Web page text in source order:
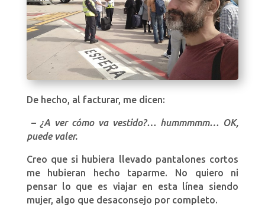
De hecho, al facturar, me dicen:
– ¿A ver cómo va vestido?… hummmmm… OK,
puede valer.
Creo que si hubiera llevado pantalones cortos
me hubieran hecho taparme. No quiero ni
pensar lo que es viajar en esta línea siendo
mujer, algo que desaconsejo por completo.